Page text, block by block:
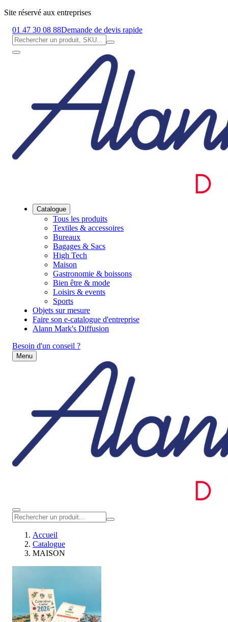
Site réservé aux entreprises
01 47 30 08 88Demande de devis rapide
Catalogue
Tous les produits
Textiles & accessoires
Bureaux
Bagages & Sacs
High Tech
Maison
Gastronomie & boissons
Bien être & mode
Loisirs & events
Sports
Objets sur mesure
Faire son e-catalogue d'entreprise
Alann Mark's Diffusion
Besoin d'un conseil ?
Menu
Accueil
Catalogue
MAISON